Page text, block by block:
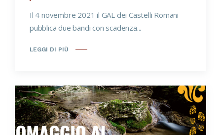
Il 4 novembre 2021 il GAL dei Castelli Romani
pubblica due bandi con scadenza...
LEGGI DI PIÙ